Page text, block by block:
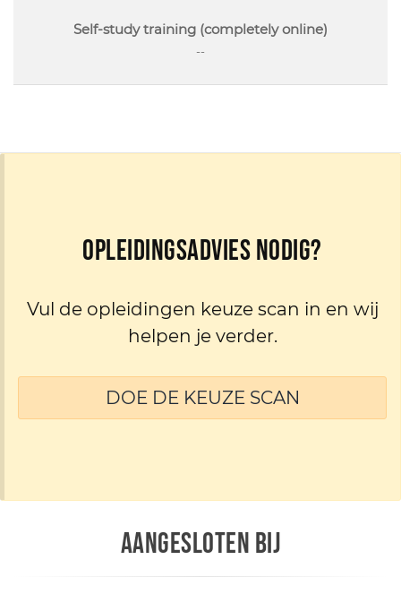
Self-study training (completely online)
--
Opleidingsadvies nodig?
Vul de opleidingen keuze scan in en wij
helpen je verder.
DOE DE KEUZE SCAN
AANGESLOTEN BIJ